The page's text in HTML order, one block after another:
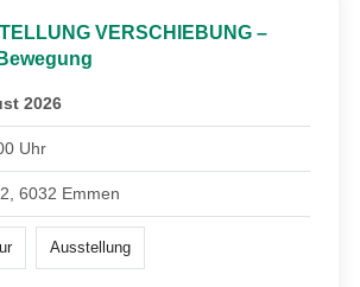
VERSCHIEBUNG –
2026
Uhr
6032 Emmen
Ausstellung